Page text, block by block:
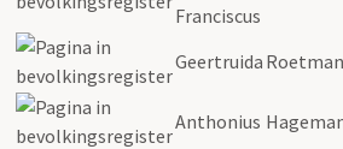
Franciscus
Geertruida Roetman
Anthonius